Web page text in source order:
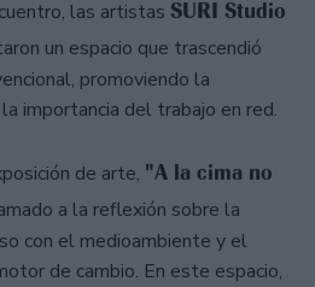
las artistas SURI Studio
un espacio que trascendió
promoviendo la
importancia del trabajo en red.
de arte, "A la cima no
a la reflexión sobre la
con el medioambiente y el
de cambio. En este espacio,